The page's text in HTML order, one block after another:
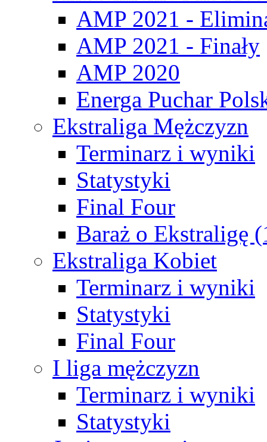
AMP 2021 -
AMP 2021 - Finały
AMP 2020
Energa Puchar
Ekstraliga Mężczyzn
Terminarz i wyniki
Statystyki
Final Four
Baraż o Ekstraligę
Ekstraliga Kobiet
Terminarz i wyniki
Statystyki
Final Four
I liga mężczyzn
Terminarz i wyniki
Statystyki